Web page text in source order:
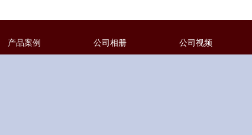
产品案例 公司相册 公司视频